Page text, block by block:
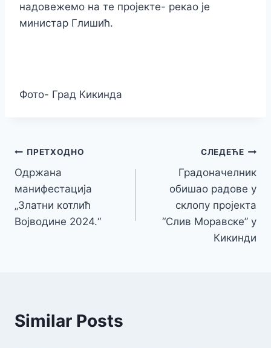
надовежемо на те пројекте- рекао је
министар Глишић.
Фото- Град Кикинда
Кретање
чланка
ПРЕТХОДНО
Одржана
манифестација
„Златни котлић
Војводине 2024.“
СЛЕДЕЋЕ
Градоначелник
обишао радове у
склопу пројекта
“Слив Моравске” у
Кикинди
Similar Posts